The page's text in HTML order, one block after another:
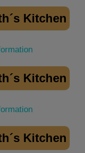
Kitchen
Kitchen
Kitchen